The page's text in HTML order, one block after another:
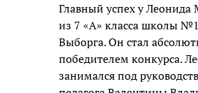
Главный успех у Леонида
из 7 «А» класса школы
Выборга. Он стал
победителем конкурса.
занимался под